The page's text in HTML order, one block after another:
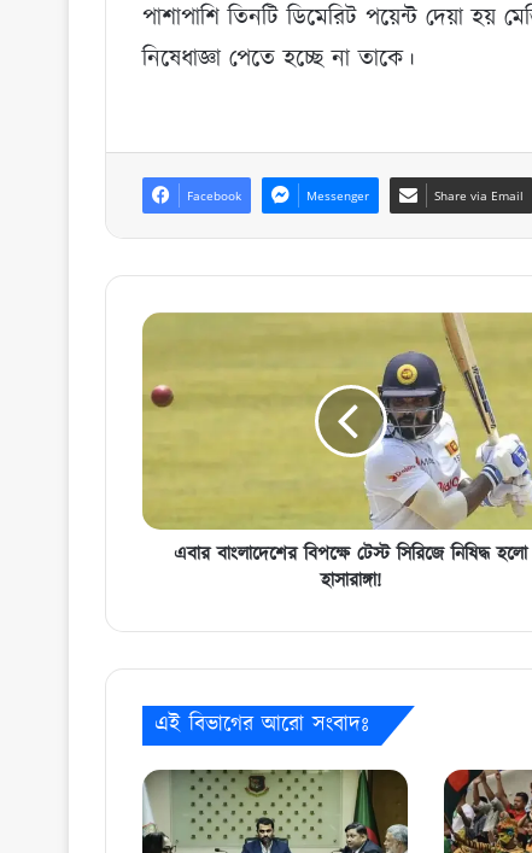
পাশাপাশি তিনটি ডিমেরিট পয়েন্ট দেয়া হয়
নিষেধাজ্ঞা পেতে হচ্ছে না তাকে।
Facebook Messenger Share via Email
এবার
টেস্ট
এবার বাংলাদেশের বিপক্ষে টেস্ট সিরিজে নিষিদ্ধ হলো
হাসারাঙ্গা!
এই বিভাগের আরো সংবাদঃ